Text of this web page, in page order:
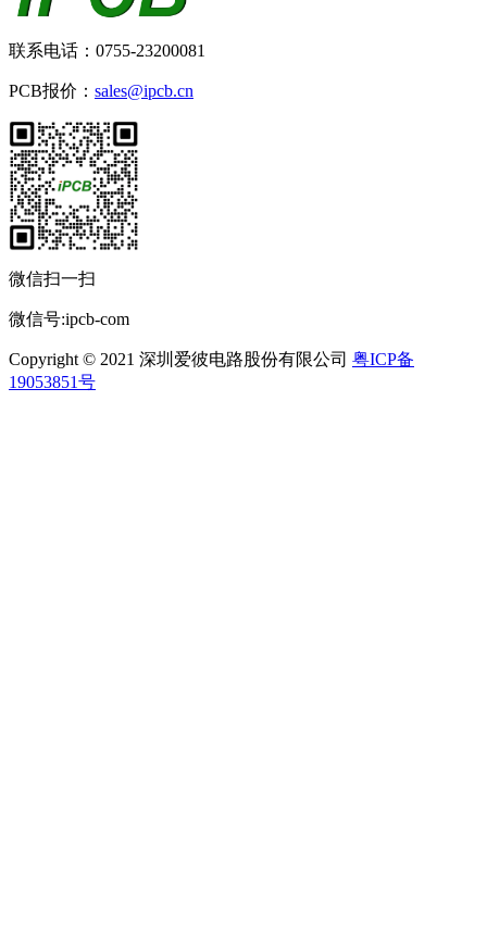
联系电话：0755-23200081
PCB报价： sales@ipcb.cn
微信扫一扫
微信号:ipcb-com
Copyright © 2021 深圳爱彼电路股份有限公司 粤ICP备
19053851号